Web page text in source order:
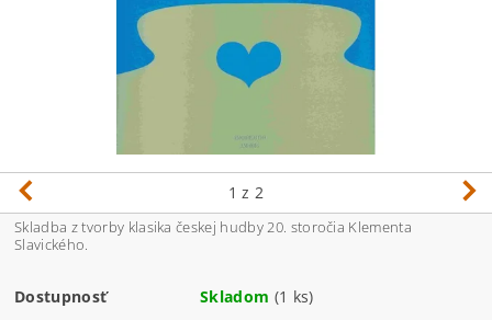
1 z 2
Skladba z tvorby klasika českej hudby 20. storočia Klementa
Slavického.
Dostupnosť Skladom (1 ks)